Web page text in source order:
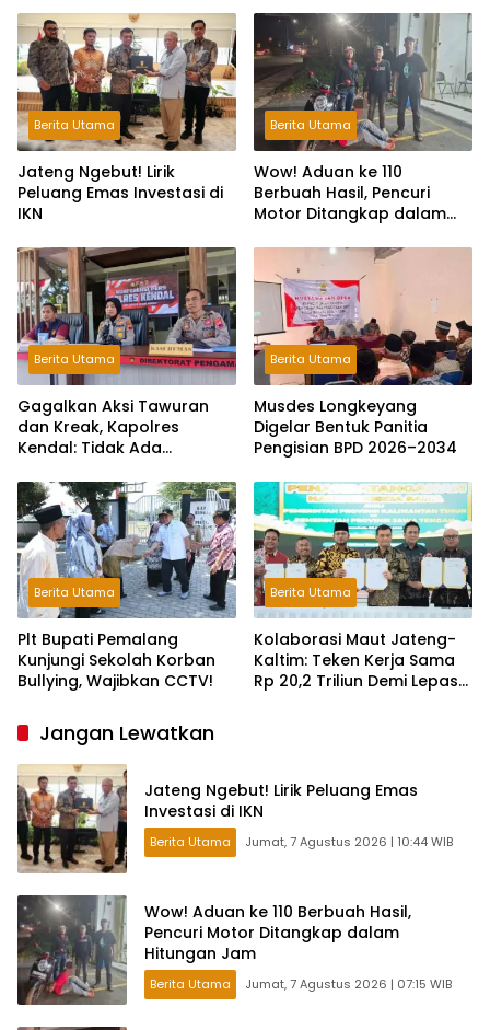
Berita Utama
Jateng Ngebut! Lirik
Peluang Emas Investasi di
IKN
Berita Utama
Wow! Aduan ke 110
Berbuah Hasil, Pencuri
Motor Ditangkap dalam
Berita Utama
Gagalkan Aksi Tawuran
dan Kreak, Kapolres
Kendal: Tidak Ada
Pelaku Kejahatan Jalanan
Berita Utama
Musdes Longkeyang
Digelar Bentuk Panitia
Pengisian BPD 2026–2034
Berita Utama
Plt Bupati Pemalang
Kunjungi Sekolah Korban
Bullying, Wajibkan CCTV!
Berita Utama
Kolaborasi Maut Jateng-
Kaltim: Teken Kerja Sama
Rp 20,2 Triliun Demi Lepas
Jangan Lewatkan
Jateng Ngebut! Lirik Peluang Emas
Investasi di IKN
Berita Utama Jumat, 7 Agustus 2026 | 10:44 WIB
Wow! Aduan ke 110 Berbuah Hasil,
Pencuri Motor Ditangkap dalam
Hitungan Jam
Berita Utama Jumat, 7 Agustus 2026 | 07:15 WIB